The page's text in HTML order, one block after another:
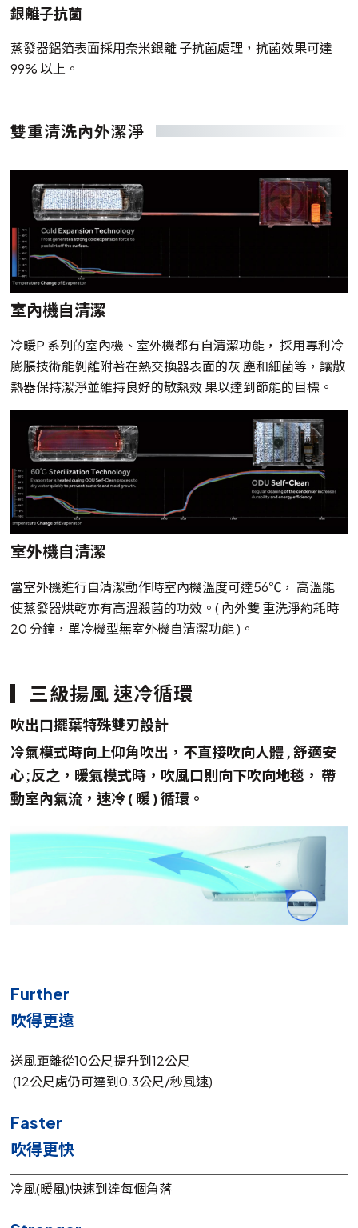
銀離子抗菌
蒸發器鋁箔表面採用奈米銀離 子抗菌處理，抗菌效果可達
99% 以上。
雙重清洗內外潔淨
室內機自清潔
冷暖P 系列的室內機、室外機都有自清潔功能， 採用專利冷
膨脹技術能剝離附著在熱交換器表面的灰 塵和細菌等，讓散
熱器保持潔淨並維持良好的散熱效 果以達到節能的目標。
室外機自清潔
當室外機進行自清潔動作時室內機溫度可達56℃， 高溫能
使蒸發器烘乾亦有高溫殺菌的功效。( 內外雙 重洗淨約耗時
20 分鐘，單冷機型無室外機自清潔功能 )。
三級揚風 速冷循環
吹出口擺葉特殊雙刃設計
冷氣模式時向上仰角吹出，不直接吹向人體 , 舒適安
心;反之，暖氣模式時，吹風口則向下吹向地毯， 帶
動室內氣流，速冷 ( 暖 ) 循環。
Further
吹得更遠
送風距離從10公尺提升到12公尺
(12公尺處仍可達到0.3公尺/秒風速)
Faster
吹得更快
冷風(暖風)快速到達每個角落